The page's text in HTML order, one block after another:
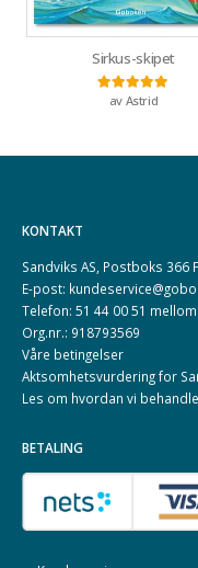
Sirkus-skipet
Vurdert5
av Astrid
KONTAKT
Sandviks AS, Postboks 366
E-post:
Telefon: 51 44 00 51
Org.nr.: 918793569
Våre betingelser
Aktsomhetsvurdering for
Les om hvordan vi
BETALING